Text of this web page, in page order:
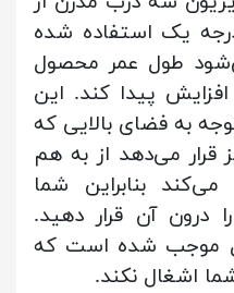
یک استفاده شده
طول عمر محصول
پیدا کند. این
به فضای بالایی که
قرار می‌دهد از به هم
بنابراین شما
درون آن قرار دهید.
موجب شده است که
اشغال نکند.